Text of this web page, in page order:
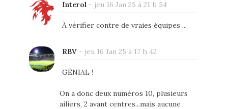
Interol - jeu 16 Jan 25 à 21 h 54
À vérifier contre de vraies équipes ...
RBV- jeu 16 Jan 25 à 17 h 42
GÉNIAL !
On a donc deux numéros 10, plusieurs
ailiers, 2 avant centres...mais aucune